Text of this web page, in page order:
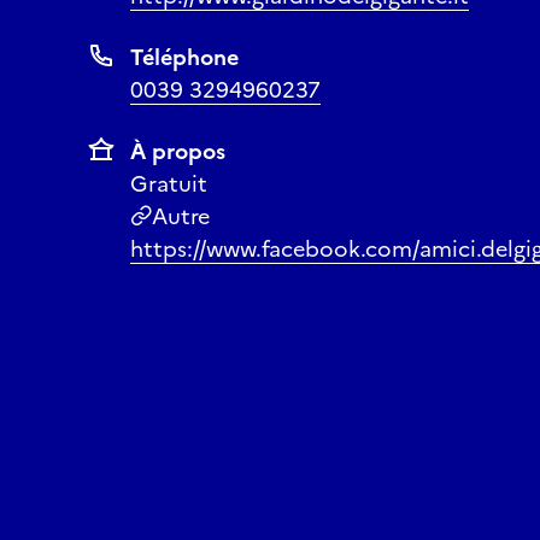
Téléphone
0039 3294960237
À propos
Gratuit
Autre
https://www.facebook.com/